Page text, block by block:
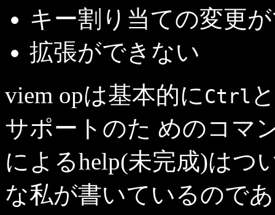
キー割り当ての変更
拡張ができない
viem opは基本的にCtrl
サポートのた めのコマ
によるhelp(未完成)はつ
な私が書いているので